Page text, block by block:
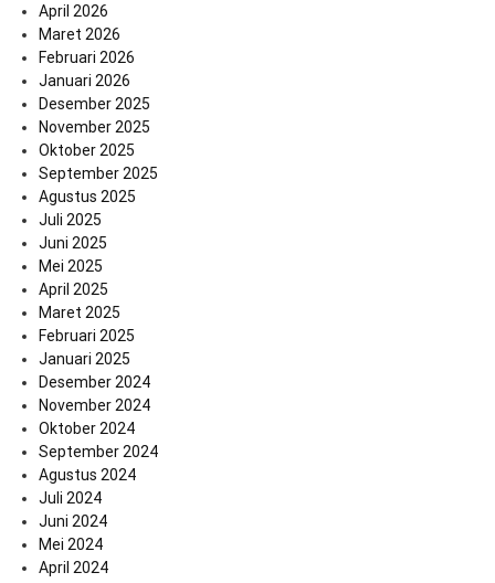
April 2026
Maret 2026
Februari 2026
Januari 2026
Desember 2025
November 2025
Oktober 2025
September 2025
Agustus 2025
Juli 2025
Juni 2025
Mei 2025
April 2025
Maret 2025
Februari 2025
Januari 2025
Desember 2024
November 2024
Oktober 2024
September 2024
Agustus 2024
Juli 2024
Juni 2024
Mei 2024
April 2024